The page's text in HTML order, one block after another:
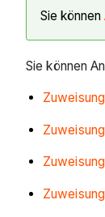
Sie können
Sie können